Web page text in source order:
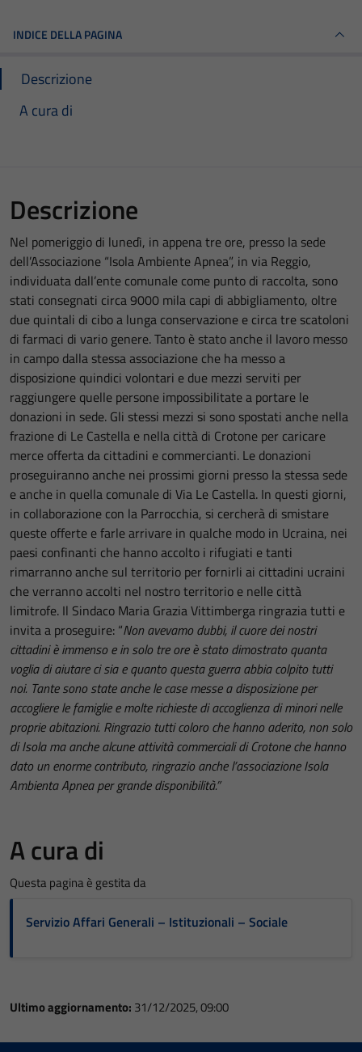
INDICE DELLA PAGINA
Descrizione
A cura di
Descrizione
Nel pomeriggio di lunedì, in appena tre ore, presso la sede
dell’Associazione “Isola Ambiente Apnea”, in via Reggio,
individuata dall’ente comunale come punto di raccolta, sono
stati consegnati circa 9000 mila capi di abbigliamento, oltre
due quintali di cibo a lunga conservazione e circa tre scatoloni
di farmaci di vario genere. Tanto è stato anche il lavoro messo
in campo dalla stessa associazione che ha messo a
disposizione quindici volontari e due mezzi serviti per
raggiungere quelle persone impossibilitate a portare le
donazioni in sede. Gli stessi mezzi si sono spostati anche nella
frazione di Le Castella e nella città di Crotone per caricare
merce offerta da cittadini e commercianti. Le donazioni
proseguiranno anche nei prossimi giorni presso la stessa sede
e anche in quella comunale di Via Le Castella. In questi giorni,
in collaborazione con la Parrocchia, si cercherà di smistare
queste offerte e farle arrivare in qualche modo in Ucraina, nei
paesi confinanti che hanno accolto i rifugiati e tanti
rimarranno anche sul territorio per fornirli ai cittadini ucraini
che verranno accolti nel nostro territorio e nelle città
limitrofe. Il Sindaco Maria Grazia Vittimberga ringrazia tutti e
invita a proseguire: “Non avevamo dubbi, il cuore dei nostri
cittadini è immenso e in solo tre ore è stato dimostrato quanta
voglia di aiutare ci sia e quanto questa guerra abbia colpito tutti
noi. Tante sono state anche le case messe a disposizione per
accogliere le famiglie e molte richieste di accoglienza di minori nelle
proprie abitazioni. Ringrazio tutti coloro che hanno aderito, non solo
di Isola ma anche alcune attività commerciali di Crotone che hanno
dato un enorme contributo, ringrazio anche l’associazione Isola
Ambienta Apnea per grande disponibilità.”
A cura di
Questa pagina è gestita da
Servizio Affari Generali – Istituzionali – Sociale
Ultimo aggiornamento: 31/12/2025, 09:00